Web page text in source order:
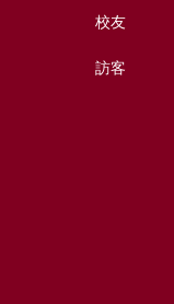
校友
訪客